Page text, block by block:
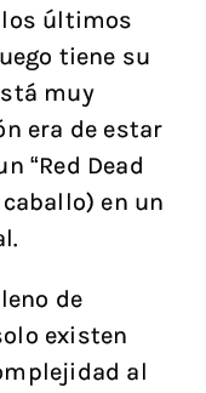
últimos
tiene su
muy
era de estar
“Red Dead
en un
de
existen
al